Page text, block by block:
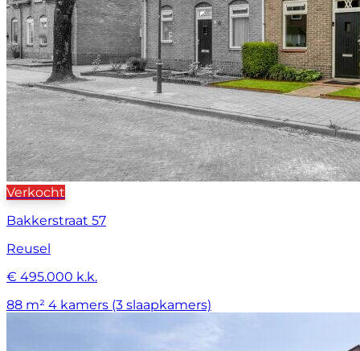
Verkocht
Bakkerstraat 57
Reusel
€ 495.000 k.k.
88 m² 4 kamers (3 slaapkamers)